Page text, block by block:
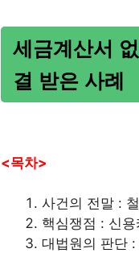
세금계산서
결 받은 사례
<목차>
사건의 전말 :
핵심쟁점 : 신
대법원의 판단